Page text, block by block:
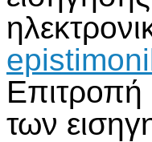
Επιτροπή
των